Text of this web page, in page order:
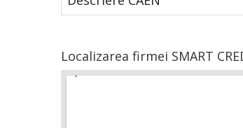
Localizarea firmei SMART